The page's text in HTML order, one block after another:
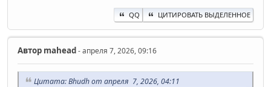
QQ ЦИТИРОВАТЬ ВЫДЕЛЕННОЕ
Автор mahead- апреля 7, 2026, 09:16
Цитата: Bhudh от апреля 7, 2026, 04:11